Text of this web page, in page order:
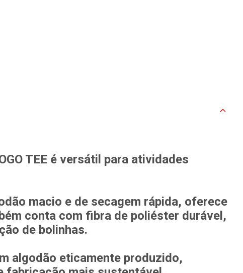
TEE é versátil para atividades
macio e de secagem rápida, oferece
conta com fibra de poliéster durável,
de bolinhas.
algodão eticamente produzido,